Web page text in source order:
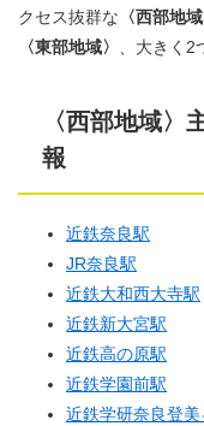
クセス抜群な 〈西部地域
〈東部地域〉
、大きく
〈西部地域〉
報
近鉄奈良駅
JR奈良駅
近鉄大和西大寺駅
近鉄新大宮駅
近鉄高の原駅
近鉄学園前駅
近鉄学研奈良登美